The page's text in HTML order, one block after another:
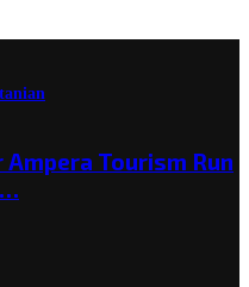
Ampera Tourism Run